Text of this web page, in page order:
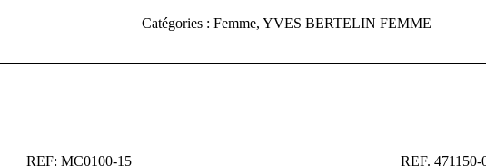
Catégories : Femme, YVES BERTELIN FEMME
REF: MC0100-15 REF. 471150-